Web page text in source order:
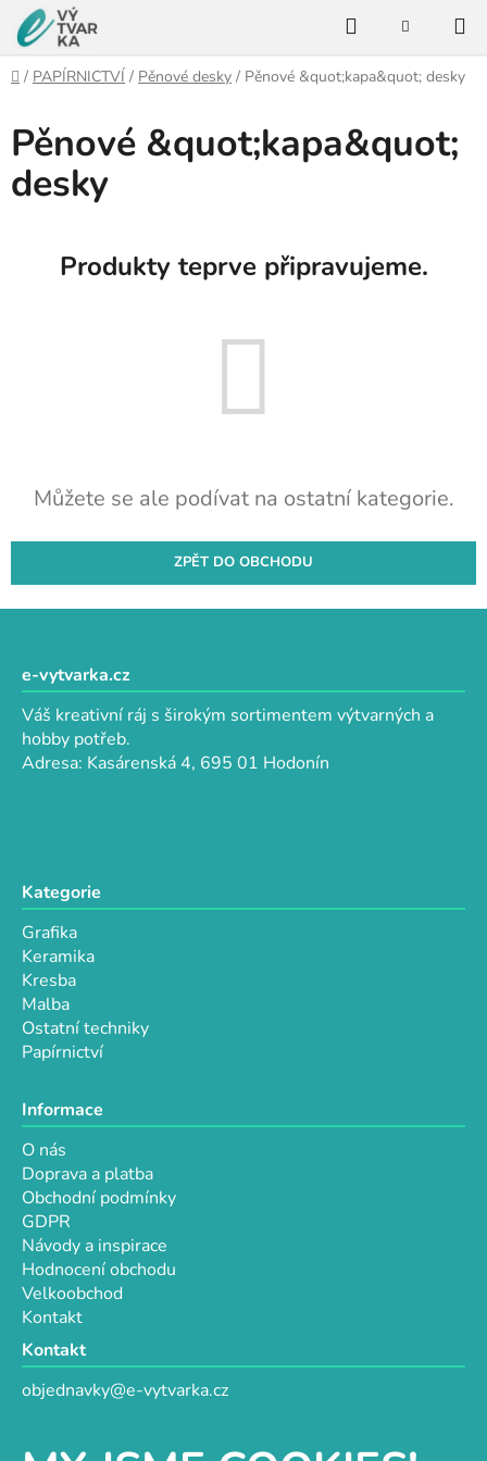
Přejít
na
obsah
HledatNÁKUPNÍ
Domů
/ PAPÍRNICTVÍ / Pěnové desky / Pěnové &quot;kapa&quot; desky
Pěnové &quot;kapa&quot;
desky
Produkty teprve připravujeme.
Můžete se ale podívat na ostatní kategorie.
ZPĚT DO OBCHODU
e-vytvarka.cz
Váš kreativní ráj s širokým sortimentem výtvarných a
hobby potřeb.
Adresa: Kasárenská 4, 695 01 Hodonín
Kategorie
Grafika
Keramika
Kresba
Malba
Ostatní techniky
Papírnictví
Informace
O nás
Doprava a platba
Obchodní podmínky
GDPR
Návody a inspirace
Hodnocení obchodu
Velkoobchod
Kontakt
Kontakt
objednavky@e-vytvarka.cz